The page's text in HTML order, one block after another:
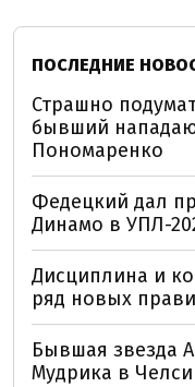
ПОСЛЕДНИЕ
Страшно
бывший
Пономаренко
Федецкий дал
Динамо в УПЛ-
Дисциплина и
ряд новых
Бывшая звезда
Мудрика в Челси